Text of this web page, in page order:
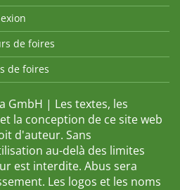
de foires
de foires
GmbH | Les textes, les
la conception de ce site web
d'auteur. Sans
au-delà des limites
est interdite. Abus sera
Les logos et les noms